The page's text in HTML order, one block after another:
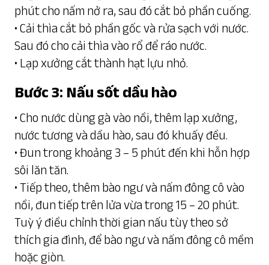
phút cho nấm nở ra, sau đó cắt bỏ phần cuống.
• Cải thìa cắt bỏ phần gốc và rửa sạch với nước.
Sau đó cho cải thìa vào rổ để ráo nước.
• Lạp xưởng cắt thành hạt lựu nhỏ.
Bước 3: Nấu sốt dầu hào
• Cho nước dùng gà vào nồi, thêm lạp xưởng,
nước tương và dầu hào, sau đó khuấy đều.
• Đun trong khoảng 3 – 5 phút đến khi hỗn hợp
sôi lăn tăn.
• Tiếp theo, thêm bào ngư và nấm đông cô vào
nồi, đun tiếp trên lửa vừa trong 15 – 20 phút.
Tuỳ ý điều chỉnh thời gian nấu tùy theo sở
thích gia đình, để bào ngư và nấm đông cô mềm
hoặc giòn.